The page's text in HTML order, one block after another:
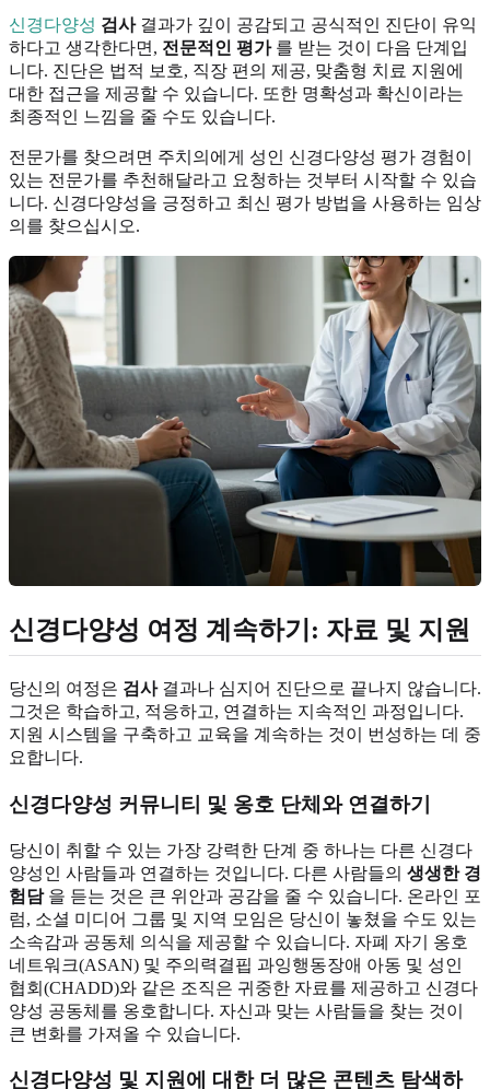
신경다양성 검사결과가 깊이 공감되고 공식적인 진단이 유익
하다고 생각한다면, 전문적인 평가를 받는 것이 다음 단계입
니다. 진단은 법적 보호, 직장 편의 제공, 맞춤형 치료 지원에
대한 접근을 제공할 수 있습니다. 또한 명확성과 확신이라는
최종적인 느낌을 줄 수도 있습니다.
전문가를 찾으려면 주치의에게 성인 신경다양성 평가 경험이
있는 전문가를 추천해달라고 요청하는 것부터 시작할 수 있습
니다. 신경다양성을 긍정하고 최신 평가 방법을 사용하는 임상
의를 찾으십시오.
신경다양성 여정 계속하기: 자료 및 지원
당신의 여정은 검사결과나 심지어 진단으로 끝나지 않습니다.
그것은 학습하고, 적응하고, 연결하는 지속적인 과정입니다.
지원 시스템을 구축하고 교육을 계속하는 것이 번성하는 데 중
요합니다.
신경다양성 커뮤니티 및 옹호 단체와 연결하기
당신이 취할 수 있는 가장 강력한 단계 중 하나는 다른 신경다
양성인 사람들과 연결하는 것입니다. 다른 사람들의 생생한 경
험담을 듣는 것은 큰 위안과 공감을 줄 수 있습니다. 온라인 포
럼, 소셜 미디어 그룹 및 지역 모임은 당신이 놓쳤을 수도 있는
소속감과 공동체 의식을 제공할 수 있습니다. 자폐 자기 옹호
네트워크(ASAN) 및 주의력결핍 과잉행동장애 아동 및 성인
협회(CHADD)와 같은 조직은 귀중한 자료를 제공하고 신경다
양성 공동체를 옹호합니다. 자신과 맞는 사람들을 찾는 것이
큰 변화를 가져올 수 있습니다.
신경다양성 및 지원에 대한 더 많은 콘텐츠 탐색하